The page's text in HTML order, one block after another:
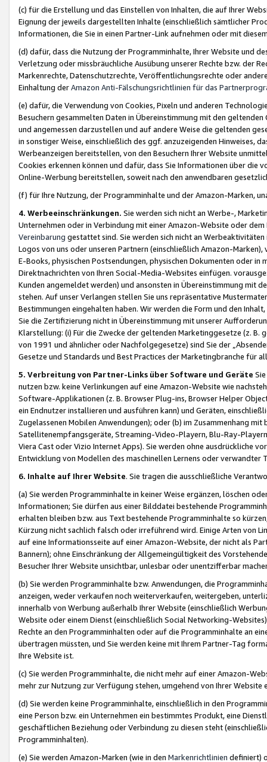
(c) für die Erstellung und das Einstellen von Inhalten, die auf Ihrer
Eignung der jeweils dargestellten Inhalte (einschließlich sämtlicher
Informationen, die Sie in einen Partner-Link aufnehmen oder mit
(d) dafür, dass die Nutzung der Programminhalte, Ihrer Website und
Verletzung oder missbräuchliche Ausübung unserer Rechte bzw. der
Markenrechte, Datenschutzrechte, Veröffentlichungsrechte oder
Einhaltung derAmazon Anti-Fälschungsrichtlinien für das
(e) dafür, die Verwendung von Cookies, Pixeln und anderen
Besuchern gesammelten Daten in Übereinstimmung mit den
und angemessen darzustellen und auf andere Weise die geltenden
in sonstiger Weise, einschließlich des ggf. anzuzeigenden Hinweises,
Werbeanzeigen bereitstellen, von den Besuchern Ihrer Website
Cookies erkennen können und dafür, dass Sie Informationen über die
Online-Werbung bereitstellen, soweit nach den anwendbaren
(f) für Ihre Nutzung, der Programminhalte und der Amazon-Marken,
4. Werbeeinschränkungen. Sie werden sich nicht an Werbe-,
Unternehmen oder in Verbindung mit einer Amazon-Website oder
Vereinbarung gestattet sind. Sie werden sich nicht an
Logos von uns oder unseren Partnern (einschließlich Amazon-
E-Books, physischen Postsendungen, physischen Dokumenten oder in
Direktnachrichten von Ihren Social-Media-Websites einfügen.
Kunden angemeldet werden) und ansonsten in Übereinstimmung mit
stehen. Auf unser Verlangen stellen Sie uns repräsentative
Bestimmungen eingehalten haben. Wir werden die Form und den
Sie die Zertifizierung nicht in Übereinstimmung mit unserer
Klarstellung: (i) Für die Zwecke der geltenden Marketinggesetze (z. B.
von 1991 und ähnlicher oder Nachfolgegesetze) sind Sie der
Gesetze und Standards und Best Practices der Marketingbranche für
5. Verbreitung von Partner-Links über Software und Geräte
nutzen bzw. keine Verlinkungen auf eine Amazon-Website wie
Software-Applikationen (z. B. Browser Plug-ins, Browser Helper
ein Endnutzer installieren und ausführen kann) und Geräten,
Zugelassenen Mobilen Anwendungen); oder (b) im Zusammenhang
Satellitenempfangsgeräte, Streaming-Video-Playern, Blu-Ray-
Viera Cast oder Vizio Internet Apps). Sie werden ohne ausdrückliche
Entwicklung von Modellen des maschinellen Lernens oder
6. Inhalte auf Ihrer Website. Sie tragen die ausschließliche
(a) Sie werden Programminhalte in keiner Weise ergänzen, löschen
Informationen; Sie dürfen aus einer Bilddatei bestehende
erhalten bleiben bzw. aus Text bestehende Programminhalte so
Kürzung nicht sachlich falsch oder irreführend wird. Einige Arten von
auf eine Informationsseite auf einer Amazon-Website, der nicht als
Bannern); ohne Einschränkung der Allgemeingültigkeit des
Besucher Ihrer Website unsichtbar, unlesbar oder unentzifferbar
(b) Sie werden Programminhalte bzw. Anwendungen, die
anzeigen, weder verkaufen noch weiterverkaufen, weitergeben,
innerhalb von Werbung außerhalb Ihrer Website (einschließlich
Website oder einem Dienst (einschließlich Social Networking-
Rechte an den Programminhalten oder auf die Programminhalte an
übertragen müssten, und Sie werden keine mit Ihrem Partner-Tag
Ihre Website ist.
(c) Sie werden Programminhalte, die nicht mehr auf einer Amazon-
mehr zur Nutzung zur Verfügung stehen, umgehend von Ihrer
(d) Sie werden keine Programminhalte, einschließlich in den
eine Person bzw. ein Unternehmen ein bestimmtes Produkt, eine
geschäftlichen Beziehung oder Verbindung zu diesen steht
Programminhalten).
(e) Sie werden Amazon-Marken (wie in den Markenrichtlinien definiert)